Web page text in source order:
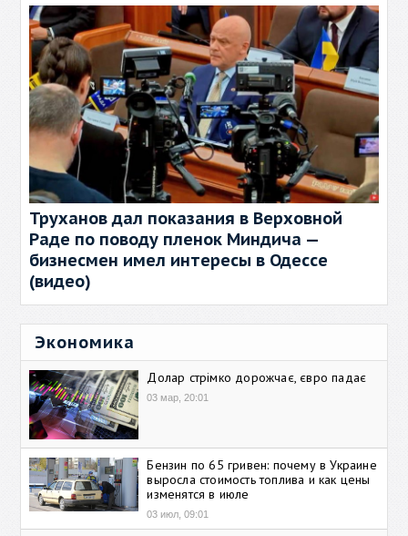
Труханов дал показания в Верховной
Раде по поводу пленок Миндича —
бизнесмен имел интересы в Одессе
(видео)
Экономика
Долар стрімко дорожчає, євро падає
03 мар, 20:01
Бензин по 65 гривен: почему в Украине
выросла стоимость топлива и как цены
изменятся в июле
03 июл, 09:01